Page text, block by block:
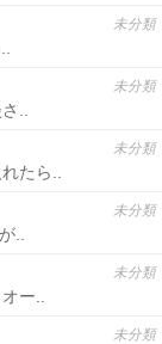
未分類
未分類
..
未分類
たら..
未分類
..
未分類
ー..
未分類